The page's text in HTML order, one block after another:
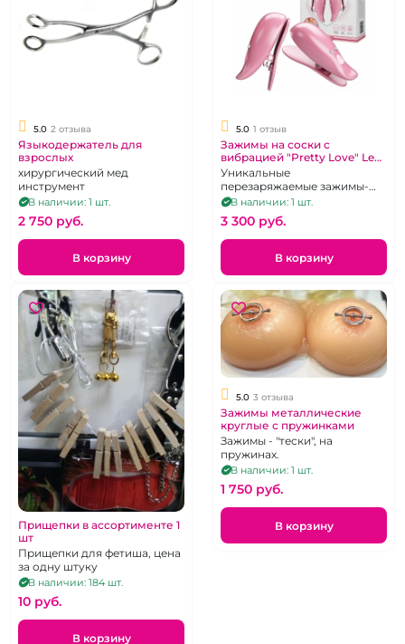
5.0 2 отзыва
Языкодержатель для
взрослых
хирургический мед
инструмент
В наличии: 1 шт.
2 750 pуб.
В корзину
5.0 1 отзыв
Зажимы на соски с
вибрацией "Pretty Love" Leaf
розовый перламутр
Уникальные
перезаряжаемые зажимы-
листики с 10 режимами
вибрации розово-
перламутрового цвета
В наличии: 1 шт.
3 300 pуб.
В корзину
Прищепки в ассортименте 1
шт
Прищепки для фетиша, цена
за одну штуку
В наличии: 184 шт.
10 pуб.
В корзину
5.0 3 отзыва
Зажимы металлические
круглые с пружинками
Зажимы - "тески", на
пружинах.
В наличии: 1 шт.
1 750 pуб.
В корзину